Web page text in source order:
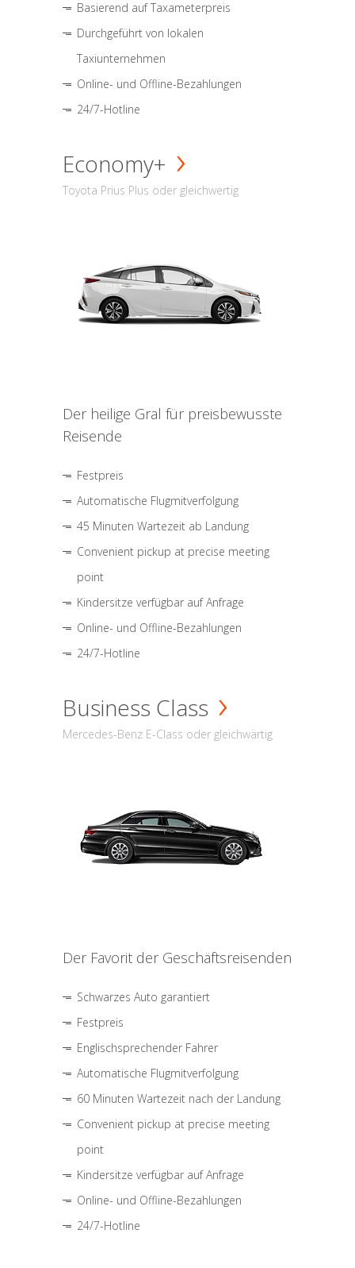
Basierend auf Taxameterpreis
Durchgeführt von lokalen
Taxiunternehmen
Online- und Offline-Bezahlungen
24/7-Hotline
Economy+
Toyota Prius Plus oder gleichwertig
Der heilige Gral für preisbewusste
Reisende
Festpreis
Automatische Flugmitverfolgung
45 Minuten Wartezeit ab Landung
Convenient pickup at precise meeting
point
Kindersitze verfügbar auf Anfrage
Online- und Offline-Bezahlungen
24/7-Hotline
Business Class
Mercedes-Benz E-Class oder gleichwärtig
Der Favorit der Geschäftsreisenden
Schwarzes Auto garantiert
Festpreis
Englischsprechender Fahrer
Automatische Flugmitverfolgung
60 Minuten Wartezeit nach der Landung
Convenient pickup at precise meeting
point
Kindersitze verfügbar auf Anfrage
Online- und Offline-Bezahlungen
24/7-Hotline